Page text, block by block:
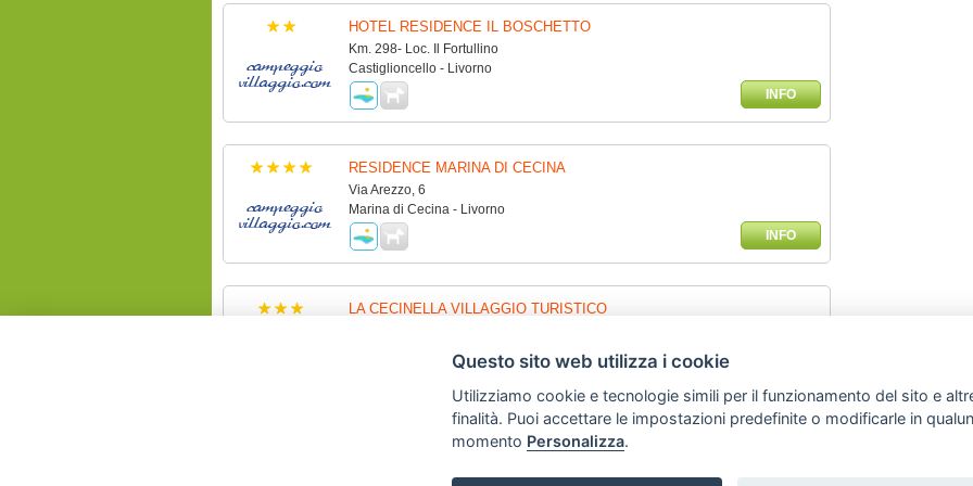
HOTEL RESIDENCE IL BOSCHETTO
Km. 298- Loc. Il Fortullino
Castiglioncello - Livorno
INFO
RESIDENCE MARINA DI CECINA
Via Arezzo, 6
Marina di Cecina - Livorno
INFO
LA CECINELLA VILLAGGIO TURISTICO
Marina di Cecina - Livorno
SVILUPPO TURISMO ITALIA S.r.L. unipersonale
Questo sito web utilizza i cookie
Utilizziamo cookie e tecnologie simili per il funzionamento del sito e
finalità. Puoi accettare le impostazioni predefinite o modificarle in
momento Personalizza.